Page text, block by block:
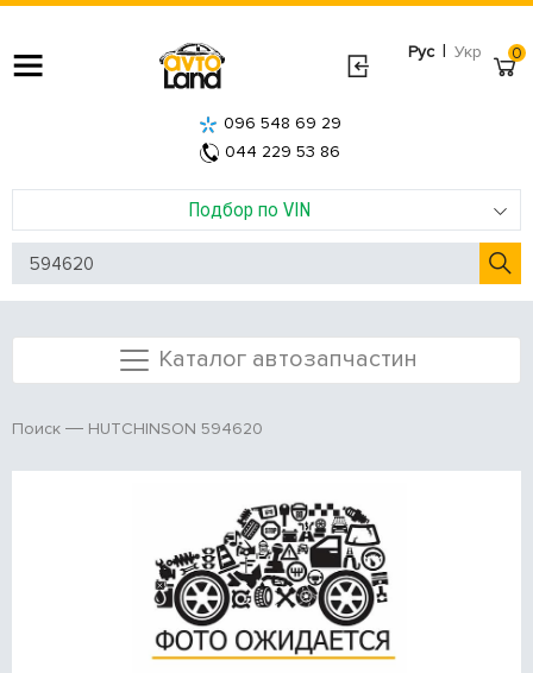
Рус | Укр
Подбор по VIN
096 548 69 29
044 229 53 86
0
Каталог автозапчастин
Поиск HUTCHINSON 594620